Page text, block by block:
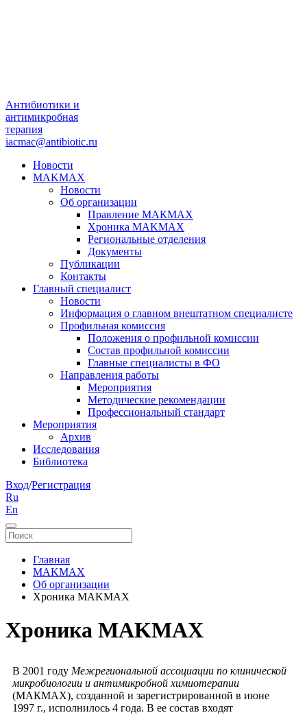
Антибиотики и
антимикробная
терапия
iacmac@antibiotic.ru
Новости
MAKMAX
Новости
Об организации
Правление МАКМАХ
Хроника MAKMAX
Региональные отделения
Документы
Публикации
Контакты
Главный специалист
Новости
Информация о главном внештатном специалисте
Профильная комиссия
Положения о профильной комиссии
Состав профильной комиссии
Главные специалисты в ФО
Направления работы
Мероприятия
Методические рекомендации
Профессиональный стандарт
Мероприятия
Архив
Исследования
Библиотека
Вход/Регистрация
Ru
En
Главная
MAKMAX
Об организации
Хроника MAKMAX
Хроника MAKMAX
В 2001 году Межрегиональной ассоциации по клинической
микробиологии и антимикробной химиотерапии
(МАКМАХ), созданной и зарегистрированной в июне
1997 г., исполнилось 4 года. В ее состав входят